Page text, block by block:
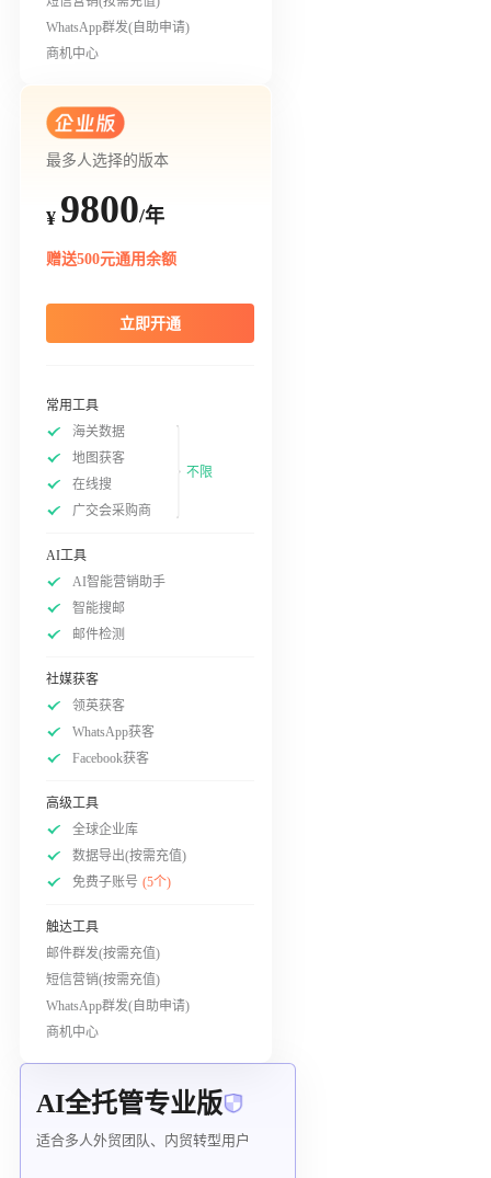
WhatsApp群发(自助申请)
商机中心
最多人选择的版本
¥ 9800/年
赠送500元通用余额
立即开通
常用工具
海关数据
地图获客
在线搜
广交会采购商
不限
AI工具
AI智能营销助手
智能搜邮
邮件检测
社媒获客
领英获客
WhatsApp获客
Facebook获客
高级工具
全球企业库
数据导出(按需充值)
免费子账号 (5个)
触达工具
邮件群发(按需充值)
短信营销(按需充值)
WhatsApp群发(自助申请)
商机中心
AI全托管专业版
适合多人外贸团队、内贸转型用户